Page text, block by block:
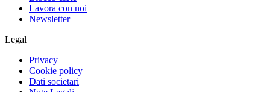
Lavora con noi
Newsletter
Legal
Privacy
Cookie policy
Dati societari